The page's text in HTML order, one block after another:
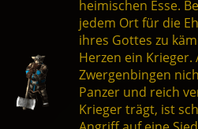
heimischen Esse.
jedem Ort für die
ihres Gottes zu
Herzen ein
Zwergenbingen
Panzer und reich
Krieger trägt, ist